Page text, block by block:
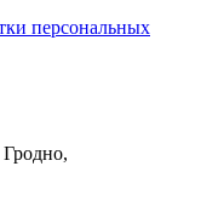
персональных